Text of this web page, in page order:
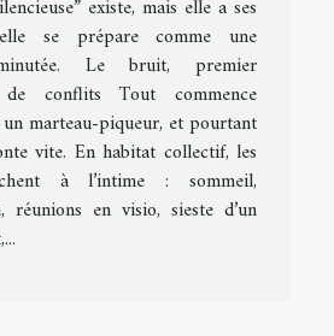
existe, mais elle a ses
se prépare comme une
Le bruit, premier
de conflits Tout commence
marteau-piqueur, et pourtant
vite. En habitat collectif, les
à l’intime : sommeil,
réunions en visio, sieste d’un